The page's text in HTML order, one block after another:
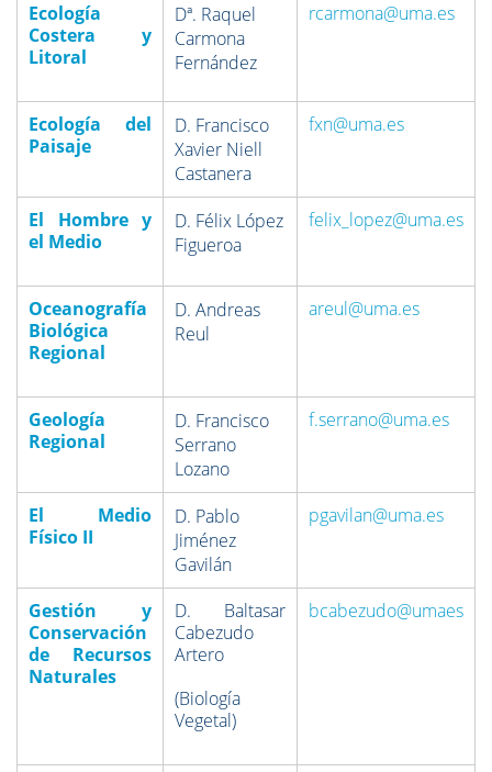
Ecología
Costera y
Litoral
Dª. Raquel
Carmona
Fernández
rcarmona@uma.es
Ecología del
Paisaje
D. Francisco
Xavier Niell
Castanera
fxn@uma.es
El Hombre y
el Medio
D. Félix López
Figueroa
felix_lopez@uma.es
Oceanografía
Biológica
Regional
D. Andreas
Reul
areul@uma.es
Geología
Regional
D. Francisco
Serrano
Lozano
f.serrano@uma.es
El Medio
Físico II
D. Pablo
Jiménez
Gavilán
pgavilan@uma.es
Gestión y
Conservación
de Recursos
Naturales
D. Baltasar
Cabezudo
Artero
(Biología
Vegetal)
bcabezudo@umaes